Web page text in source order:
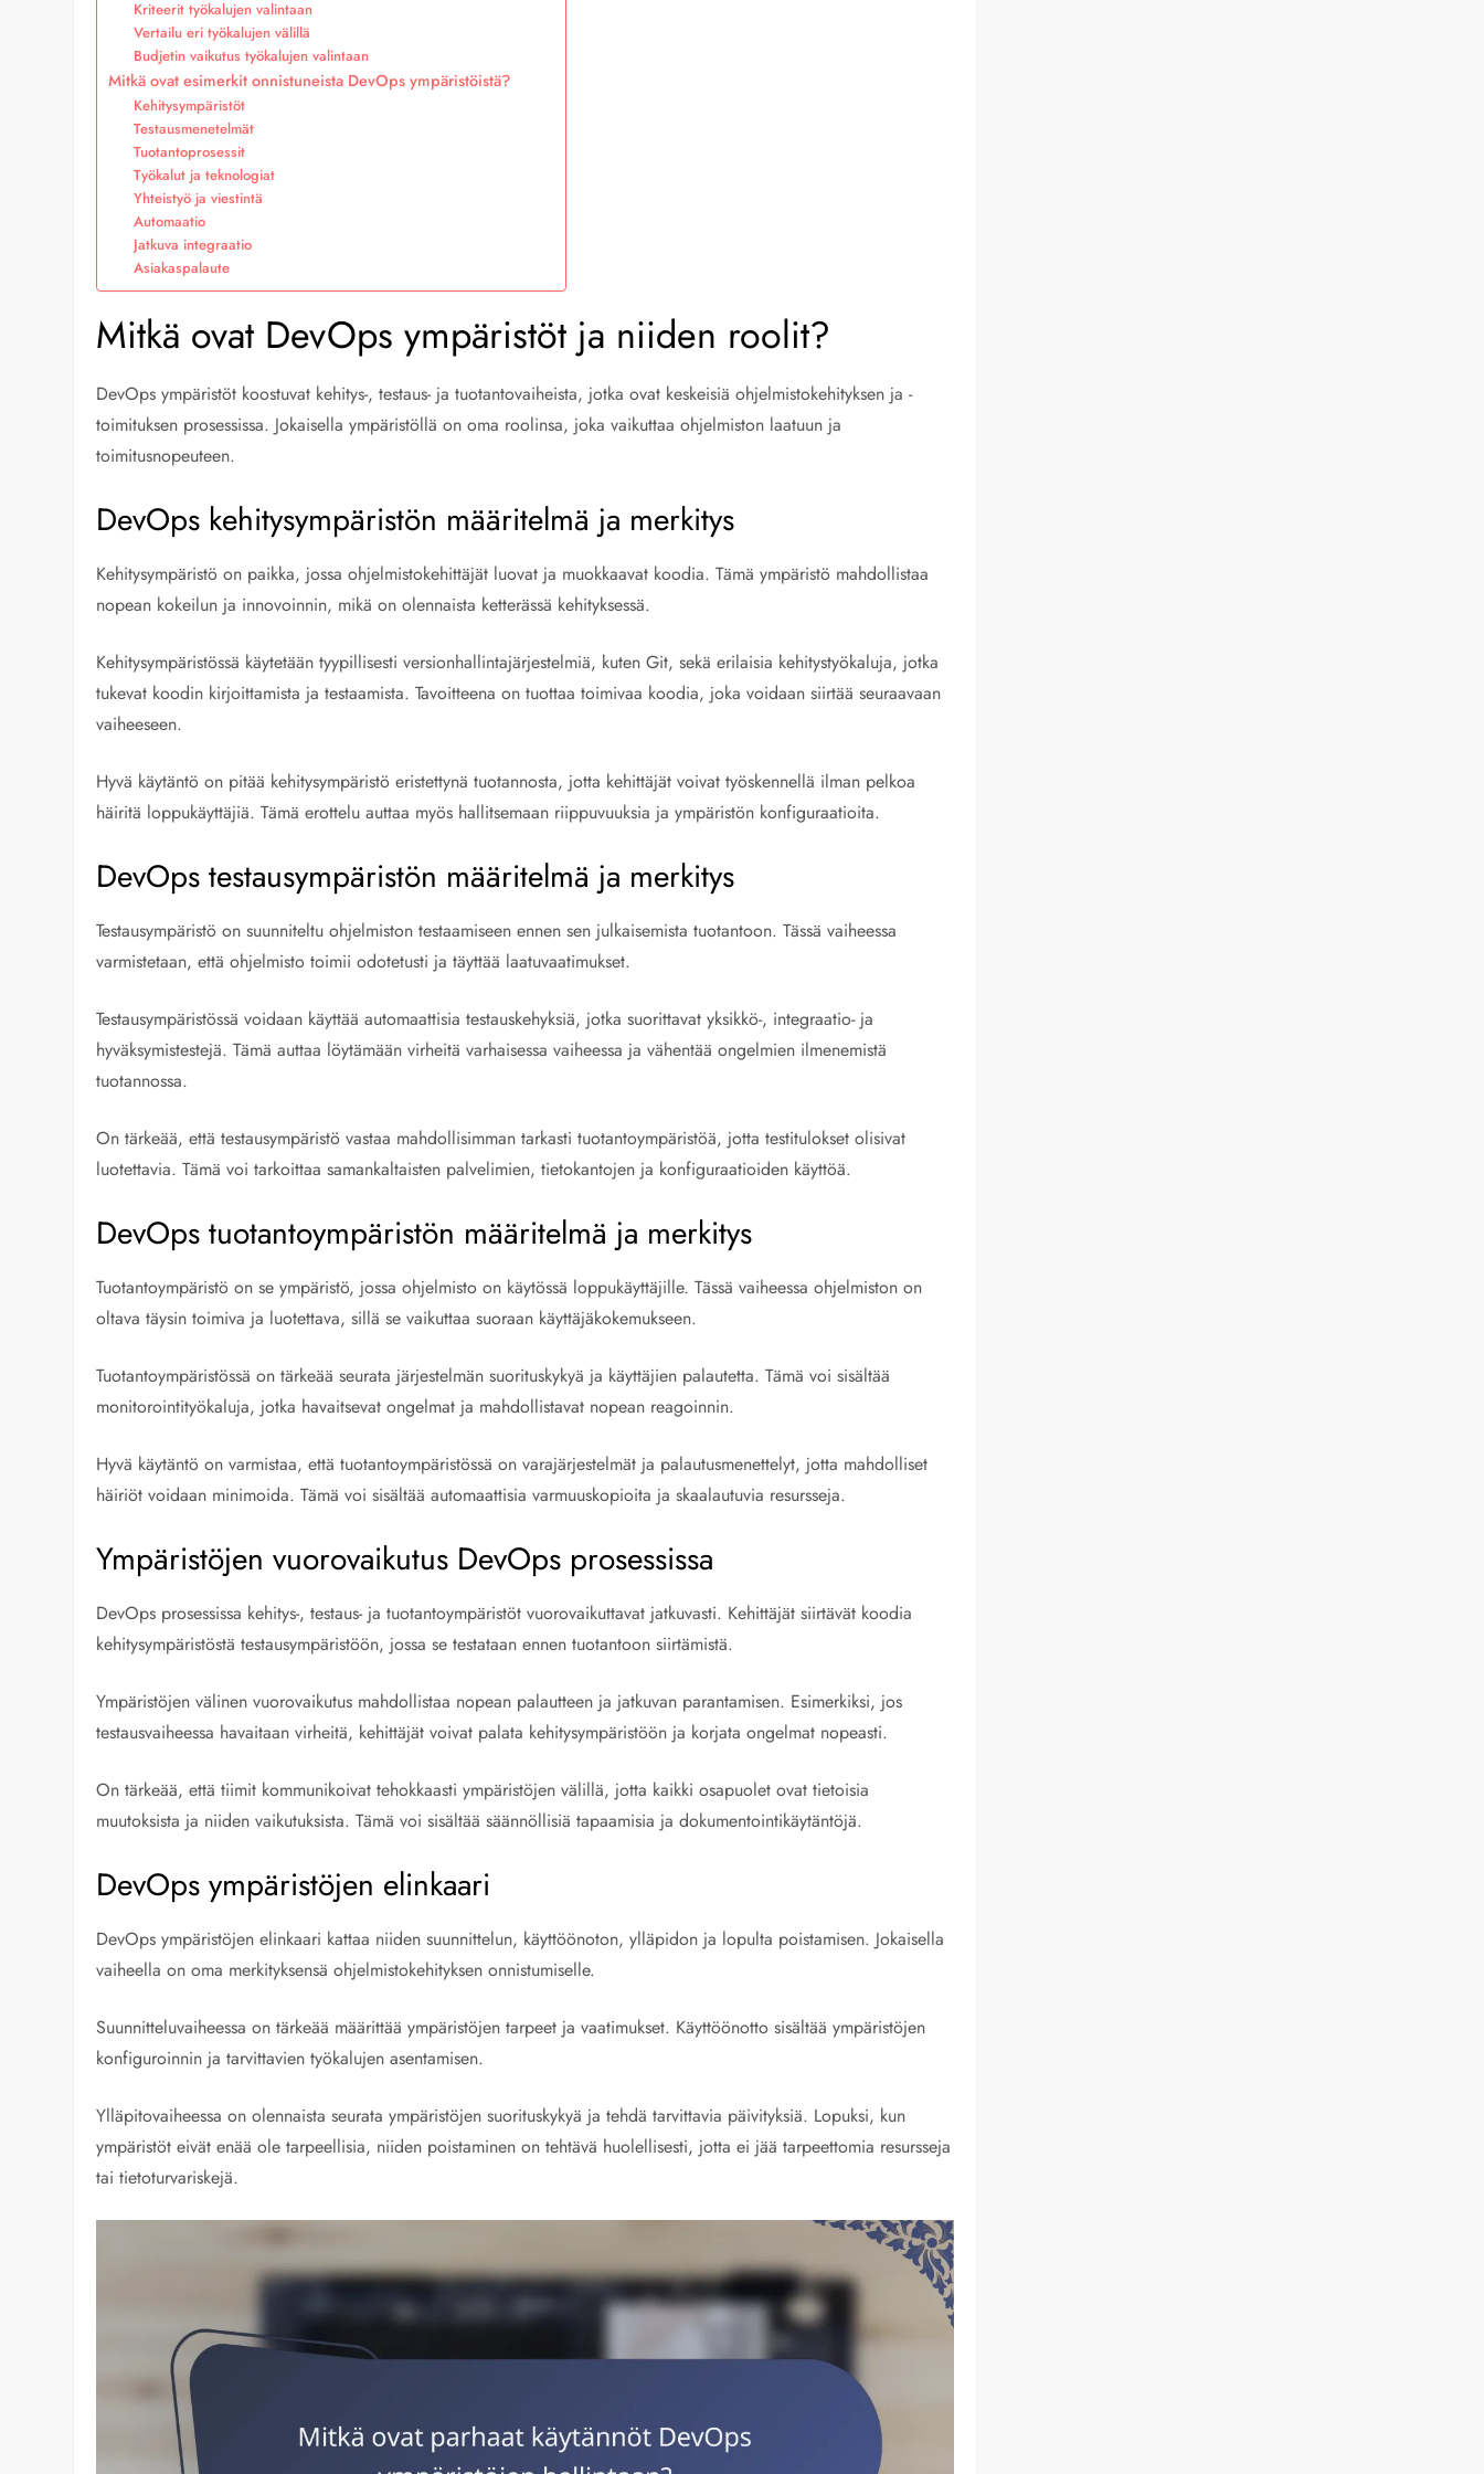
Kriteerit työkalujen valintaan
Vertailu eri työkalujen välillä
Budjetin vaikutus työkalujen valintaan
Mitkä ovat esimerkit onnistuneista DevOps ympäristöistä?
Kehitysympäristöt
Testausmenetelmät
Tuotantoprosessit
Työkalut ja teknologiat
Yhteistyö ja viestintä
Automaatio
Jatkuva integraatio
Asiakaspalaute
Mitkä ovat DevOps ympäristöt ja niiden roolit?
DevOps ympäristöt koostuvat kehitys-, testaus- ja tuotantovaiheista, jotka ovat keskeisiä ohjelmistokehityksen ja -
toimituksen prosessissa. Jokaisella ympäristöllä on oma roolinsa, joka vaikuttaa ohjelmiston laatuun ja
toimitusnopeuteen.
DevOps kehitysympäristön määritelmä ja merkitys
Kehitysympäristö on paikka, jossa ohjelmistokehittäjät luovat ja muokkaavat koodia. Tämä ympäristö mahdollistaa
nopean kokeilun ja innovoinnin, mikä on olennaista ketterässä kehityksessä.
Kehitysympäristössä käytetään tyypillisesti versionhallintajärjestelmiä, kuten Git, sekä erilaisia kehitystyökaluja, jotka
tukevat koodin kirjoittamista ja testaamista. Tavoitteena on tuottaa toimivaa koodia, joka voidaan siirtää seuraavaan
vaiheeseen.
Hyvä käytäntö on pitää kehitysympäristö eristettynä tuotannosta, jotta kehittäjät voivat työskennellä ilman pelkoa
häiritä loppukäyttäjiä. Tämä erottelu auttaa myös hallitsemaan riippuvuuksia ja ympäristön konfiguraatioita.
DevOps testausympäristön määritelmä ja merkitys
Testausympäristö on suunniteltu ohjelmiston testaamiseen ennen sen julkaisemista tuotantoon. Tässä vaiheessa
varmistetaan, että ohjelmisto toimii odotetusti ja täyttää laatuvaatimukset.
Testausympäristössä voidaan käyttää automaattisia testauskehyksiä, jotka suorittavat yksikkö-, integraatio- ja
hyväksymistestejä. Tämä auttaa löytämään virheitä varhaisessa vaiheessa ja vähentää ongelmien ilmenemistä
tuotannossa.
On tärkeää, että testausympäristö vastaa mahdollisimman tarkasti tuotantoympäristöä, jotta testitulokset olisivat
luotettavia. Tämä voi tarkoittaa samankaltaisten palvelimien, tietokantojen ja konfiguraatioiden käyttöä.
DevOps tuotantoympäristön määritelmä ja merkitys
Tuotantoympäristö on se ympäristö, jossa ohjelmisto on käytössä loppukäyttäjille. Tässä vaiheessa ohjelmiston on
oltava täysin toimiva ja luotettava, sillä se vaikuttaa suoraan käyttäjäkokemukseen.
Tuotantoympäristössä on tärkeää seurata järjestelmän suorituskykyä ja käyttäjien palautetta. Tämä voi sisältää
monitorointityökaluja, jotka havaitsevat ongelmat ja mahdollistavat nopean reagoinnin.
Hyvä käytäntö on varmistaa, että tuotantoympäristössä on varajärjestelmät ja palautusmenettelyt, jotta mahdolliset
häiriöt voidaan minimoida. Tämä voi sisältää automaattisia varmuuskopioita ja skaalautuvia resursseja.
Ympäristöjen vuorovaikutus DevOps prosessissa
DevOps prosessissa kehitys-, testaus- ja tuotantoympäristöt vuorovaikuttavat jatkuvasti. Kehittäjät siirtävät koodia
kehitysympäristöstä testausympäristöön, jossa se testataan ennen tuotantoon siirtämistä.
Ympäristöjen välinen vuorovaikutus mahdollistaa nopean palautteen ja jatkuvan parantamisen. Esimerkiksi, jos
testausvaiheessa havaitaan virheitä, kehittäjät voivat palata kehitysympäristöön ja korjata ongelmat nopeasti.
On tärkeää, että tiimit kommunikoivat tehokkaasti ympäristöjen välillä, jotta kaikki osapuolet ovat tietoisia
muutoksista ja niiden vaikutuksista. Tämä voi sisältää säännöllisiä tapaamisia ja dokumentointikäytäntöjä.
DevOps ympäristöjen elinkaari
DevOps ympäristöjen elinkaari kattaa niiden suunnittelun, käyttöönoton, ylläpidon ja lopulta poistamisen. Jokaisella
vaiheella on oma merkityksensä ohjelmistokehityksen onnistumiselle.
Suunnitteluvaiheessa on tärkeää määrittää ympäristöjen tarpeet ja vaatimukset. Käyttöönotto sisältää ympäristöjen
konfiguroinnin ja tarvittavien työkalujen asentamisen.
Ylläpitovaiheessa on olennaista seurata ympäristöjen suorituskykyä ja tehdä tarvittavia päivityksiä. Lopuksi, kun
ympäristöt eivät enää ole tarpeellisia, niiden poistaminen on tehtävä huolellisesti, jotta ei jää tarpeettomia resursseja
tai tietoturvariskejä.